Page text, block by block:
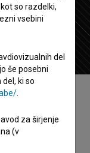
so razdelki,
vsebini
del
še posebni
ki so
za širjenje
(v